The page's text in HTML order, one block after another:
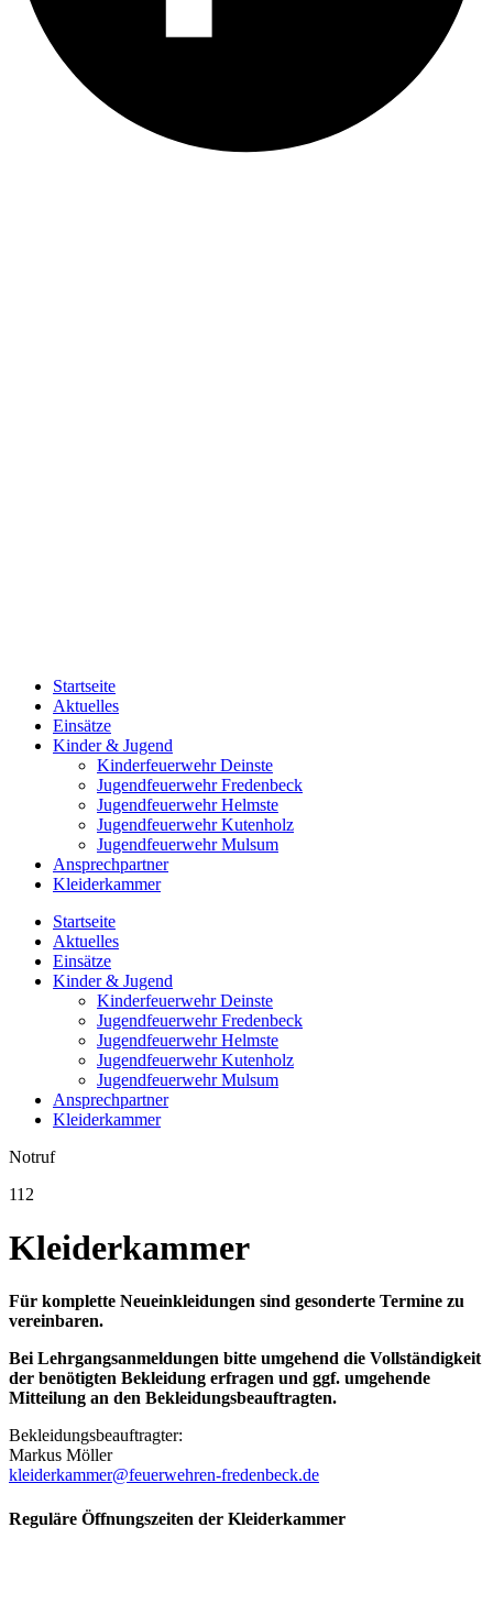
Startseite
Aktuelles
Einsätze
Kinder & Jugend
Kinderfeuerwehr Deinste
Jugendfeuerwehr Fredenbeck
Jugendfeuerwehr Helmste
Jugendfeuerwehr Kutenholz
Jugendfeuerwehr Mulsum
Ansprechpartner
Kleiderkammer
Startseite
Aktuelles
Einsätze
Kinder & Jugend
Kinderfeuerwehr Deinste
Jugendfeuerwehr Fredenbeck
Jugendfeuerwehr Helmste
Jugendfeuerwehr Kutenholz
Jugendfeuerwehr Mulsum
Ansprechpartner
Kleiderkammer
Notruf
112
Kleiderkammer
Für komplette Neueinkleidungen sind gesonderte Termine zu
vereinbaren.
Bei Lehrgangsanmeldungen bitte umgehend die Vollständigkeit
der benötigten Bekleidung erfragen und ggf. umgehende
Mitteilung an den Bekleidungsbeauftragten.
Bekleidungsbeauftragter:
Markus Möller
kleiderkammer@feuerwehren-fredenbeck.de
Reguläre Öffnungszeiten der Kleiderkammer